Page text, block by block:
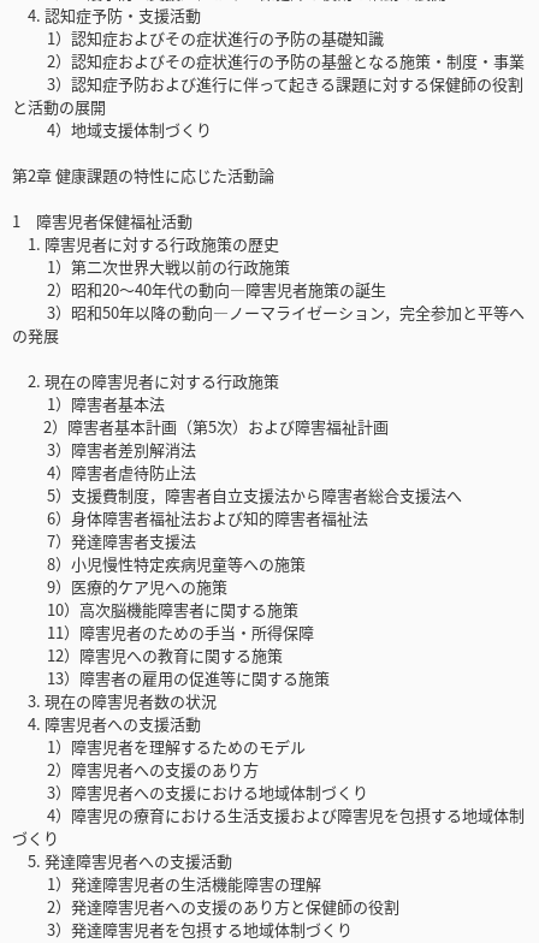
4. 認知症予防・支援活動
1）認知症およびその症状進行の予防の基礎知識
2）認知症およびその症状進行の予防の基盤となる施策・制度・事業
3）認知症予防および進行に伴って起きる課題に対する保健師の役割
と活動の展開
4）地域支援体制づくり
第2章 健康課題の特性に応じた活動論
1 障害児者保健福祉活動
1. 障害児者に対する行政施策の歴史
1）第二次世界大戦以前の行政施策
2）昭和20～40年代の動向―障害児者施策の誕生
3）昭和50年以降の動向―ノーマライゼーション，完全参加と平等へ
の発展
2. 現在の障害児者に対する行政施策
1）障害者基本法
2）障害者基本計画（第5次）および障害福祉計画
3）障害者差別解消法
4）障害者虐待防止法
5）支援費制度，障害者自立支援法から障害者総合支援法へ
6）身体障害者福祉法および知的障害者福祉法
7）発達障害者支援法
8）小児慢性特定疾病児童等への施策
9）医療的ケア児への施策
10）高次脳機能障害者に関する施策
11）障害児者のための手当・所得保障
12）障害児への教育に関する施策
13）障害者の雇用の促進等に関する施策
3. 現在の障害児者数の状況
4. 障害児者への支援活動
1）障害児者を理解するためのモデル
2）障害児者への支援のあり方
3）障害児者への支援における地域体制づくり
4）障害児の療育における生活支援および障害児を包摂する地域体制
づくり
5. 発達障害児者への支援活動
1）発達障害児者の生活機能障害の理解
2）発達障害児者への支援のあり方と保健師の役割
3）発達障害児者を包摂する地域体制づくり